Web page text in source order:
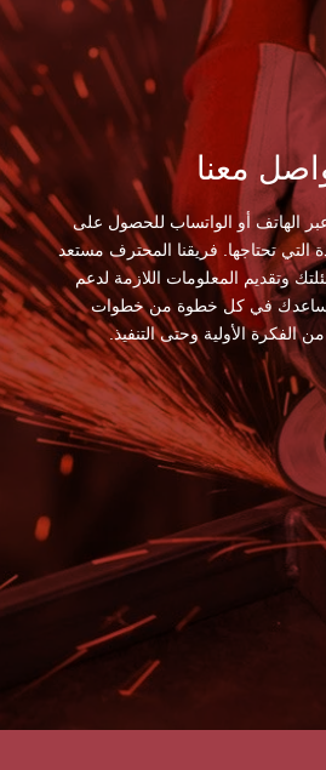
معنا
الهاتف أو الواتساب للحصول على
التي تحتاجها. فريقنا المحترف مستعد
وتقديم المعلومات اللازمة لدعم
في كل خطوة من خطوات
الفكرة الأولية وحتى التنفيذ.